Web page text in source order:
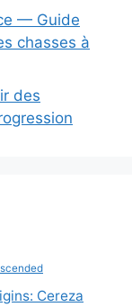
— Guide
chasses à
des
Cereza